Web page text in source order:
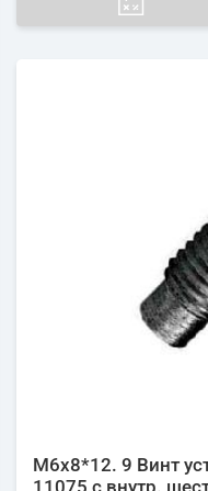
М6х8*12. 9 Винт
11075 с внутр.